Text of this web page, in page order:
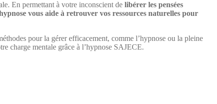
En permettant à votre inconscient de libérer les pensées
vous aide à retrouver vos ressources naturelles pour
pour la gérer efficacement, comme l’hypnose ou la pleine
charge mentale grâce à l’hypnose SAJECE.